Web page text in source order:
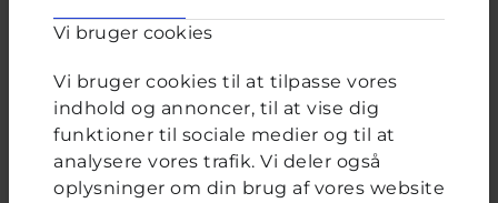
Vi bruger cookies
Vi bruger cookies til at tilpasse vores
indhold og annoncer, til at vise dig
funktioner til sociale medier og til at
analysere vores trafik. Vi deler også
oplysninger om din brug af vores website
Valgmuligheder
Ja, mange gange
Ja, for at lave sjov